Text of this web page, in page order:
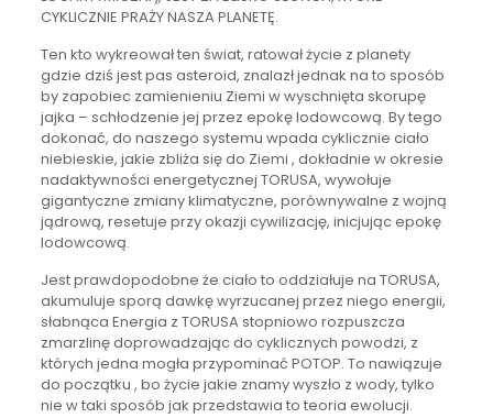
CYKLICZNIE PRAŻY NASZA PLANETĘ.
Ten kto wykreował ten świat, ratował życie z planety
gdzie dziś jest pas asteroid, znalazł jednak na to sposób
by zapobiec zamienieniu Ziemi w wyschnięta skorupę
jajka – schłodzenie jej przez epokę lodowcową. By tego
dokonać, do naszego systemu wpada cyklicznie ciało
niebieskie, jakie zbliża się do Ziemi , dokładnie w okresie
nadaktywności energetycznej TORUSA, wywołuje
gigantyczne zmiany klimatyczne, porównywalne z wojną
jądrową, resetuje przy okazji cywilizację, inicjując epokę
lodowcową.
Jest prawdopodobne że ciało to oddziałuje na TORUSA,
akumuluje sporą dawkę wyrzucanej przez niego energii,
słabnąca Energia z TORUSA stopniowo rozpuszcza
zmarzlinę doprowadzając do cyklicznych powodzi, z
których jedna mogła przypominać POTOP. To nawiązuje
do początku , bo życie jakie znamy wyszło z wody, tylko
nie w taki sposób jak przedstawia to teoria ewolucji.